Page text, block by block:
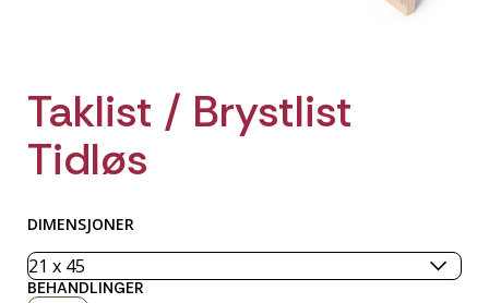
Taklist / Brystlist
Tidløs
DIMENSJONER
BEHANDLINGER